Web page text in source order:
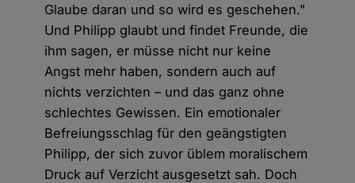
Glaube daran und so wird es geschehen."
Und Philipp glaubt und findet Freunde, die
ihm sagen, er müsse nicht nur keine
Angst mehr haben, sondern auch auf
nichts verzichten – und das ganz ohne
schlechtes Gewissen. Ein emotionaler
Befreiungsschlag für den geängstigten
Philipp, der sich zuvor üblem moralischem
Druck auf Verzicht ausgesetzt sah. Doch